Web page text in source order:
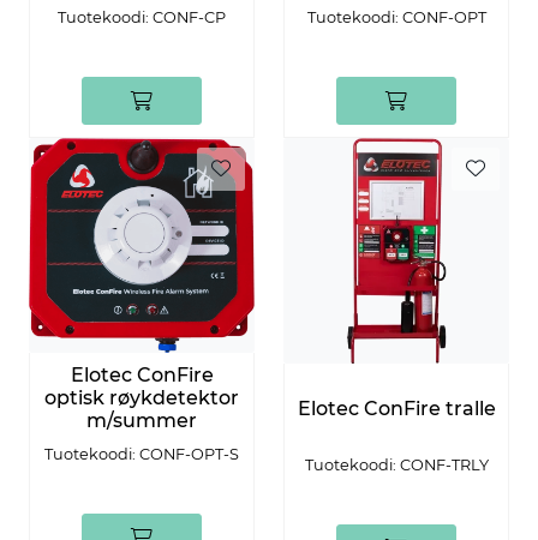
Tuotekoodi: CONF-CP Tuotekoodi: CONF-OPT
Elotec ConFire
optisk røykdetektor
m/summer
Tuotekoodi: CONF-OPT-S
Elotec ConFire tralle
Tuotekoodi: CONF-TRLY